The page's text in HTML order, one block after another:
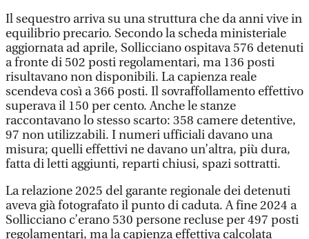
Il sequestro arriva su una struttura che da anni vive in
equilibrio precario. Secondo la scheda ministeriale
aggiornata ad aprile, Sollicciano ospitava 576 detenuti
a fronte di 502 posti regolamentari, ma 136 posti
risultavano non disponibili. La capienza reale
scendeva così a 366 posti. Il sovraffollamento effettivo
superava il 150 per cento. Anche le stanze
raccontavano lo stesso scarto: 358 camere detentive,
97 non utilizzabili. I numeri ufficiali davano una
misura; quelli effettivi ne davano un’altra, più dura,
fatta di letti aggiunti, reparti chiusi, spazi sottratti.
La relazione 2025 del garante regionale dei detenuti
aveva già fotografato il punto di caduta. A fine 2024 a
Sollicciano c’erano 530 persone recluse per 497 posti
regolamentari, ma la capienza effettiva calcolata